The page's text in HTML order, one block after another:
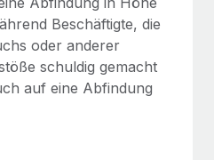
Marktführer im Bereich der
Apps. Das...
Beschäftigte, die
oder anderer
schuldig gemacht
auf eine Abfindung